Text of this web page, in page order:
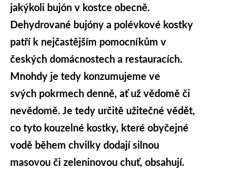
jakýkoli bujón v kostce obecně.
Dehydrované bujóny a polévkové kostky
patří k nejčastějším pomocníkům v
českých domácnostech a restauracích.
Mnohdy je tedy konzumujeme ve
svých pokrmech denně, ať už vědomě či
nevědomě. Je tedy určitě užitečné vědět,
co tyto kouzelné kostky, které obyčejné
vodě během chvilky dodají silnou
masovou či zeleninovou chuť, obsahují.